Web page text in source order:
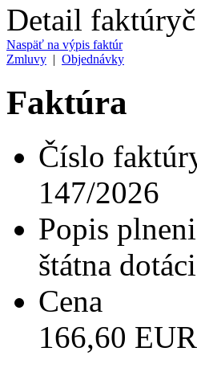
Detail faktúry
Naspäť na výpis faktúr
Zmluvy | Objednávky
Faktúra
Číslo
147/2026
Popis
štátna
Cena
166,60 EUR